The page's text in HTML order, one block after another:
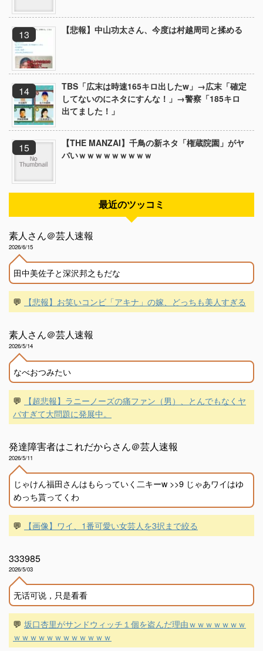
【悲報】中山功太さん、今度は村越周司と揉める
TBS「広末は時速165キロ出したw」→広末「確定
してないのにネタにすんな！」→警察「185キロ
出てました！」
【THE MANZAI】千鳥の新ネタ「権蔵院園」がヤ
バいｗｗｗｗｗｗｗｗｗ
最近のツッコミ
素人さん＠芸人速報
2026/6/15
田中美佐子と深沢邦之もだな
💬 【悲報】お笑いコンビ「アキナ」の嫁、どっちも美人すぎる
素人さん＠芸人速報
2026/5/14
なべおつみたい
💬
【超悲報】ラニーノーズの痛ファン（男）、とんでもなくヤ
バすぎて大問題に発展中。
発達障害者はこれだからさん＠芸人速報
2026/5/11
じゃけん福田さんはもらっていく二キーw >>9 じゃあワイはゆ
めっち貰ってくわ
💬 【画像】ワイ、1番可愛い女芸人を3択まで絞る
333985
2026/5/03
无话可说，只是看看
💬 坂口杏里がサンドウィッチ１個を盗んだ理由ｗｗｗｗｗｗｗ
ｗｗｗｗｗｗｗｗｗｗｗｗ